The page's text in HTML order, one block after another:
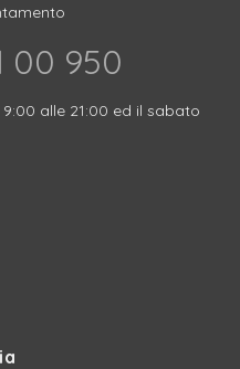
00 950‬
alle 21:00 ed il sabato